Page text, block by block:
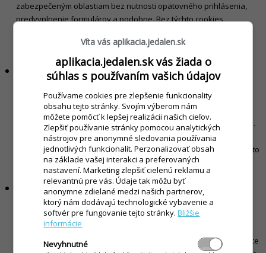
zabezpečeným oblastiam bez nutnosti opätovného prihlásenia,
predvyplnenie formulárov a podobne. Bez týchto cookies
Pokiaľ tieto cookies zakážete, nebudeme môcť zaručiť bezchybný
chod stránok.
Prevádzkové súbory cookie
Pomocou prevádzkových cookies zhromažďujeme štatistické
informácie o tom, ako používate naše webové stránky. Tieto
technické informácie nám napr. povedia, na ktoré časti webovej
stránky ste klikli, ktorú stránku ste navštívili naposledy a podobne.
Tieto cookies nám slúžia na analýzu a vylepšovanie našich
webových stránok z hľadiska obsahu, výkonu a dizajnu. Pokiaľ tieto
cookies zakážete, nemôžeme vám zaručiť bezchybný chod našich
stránok.
Funkčné súbory cookie
Funkčné súbory cookie nie sú nevyhnutné, ale pomáhajú nám
vylepšiť funkčnosť našich webových stránok. Ide napríklad o
zapamätanie nastavení zvolených pri predchádzajúcej návšteve
stránky, napr. rozloženie obsahu, výber lokality a podobne, aby ste
Víta vás aplikacia.jedalen.sk
aplikacia.jedalen.sk vás žiada o
súhlas s používaním vašich údajov
Používame cookies pre zlepšenie funkcionality
obsahu tejto stránky. Svojím výberom nám
môžete pomôcť k lepšej realizácii našich cieľov.
Zlepšiť používanie stránky pomocou analytických
nástrojov pre anonymné sledovania používania
jednotlivých funkcionalít. Perzonalizovať obsah
na základe vašej interakci a preferovaných
nastavení. Marketing zlepšiť cielenú reklamu a
relevantnú pre vás. Údaje tak môžu byť
anonymne zdielané medzi našich partnerov,
ktorý nám dodávajú technologické vybavenie a
softvér pre fungovanie tejto stránky.Bližšie
informácie
Nevyhnutné